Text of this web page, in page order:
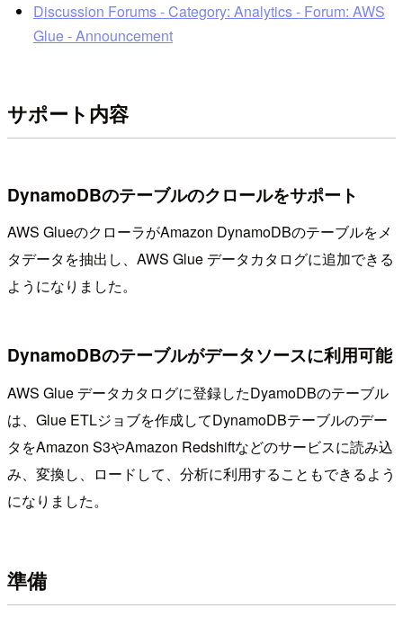
Discussion Forums - Category: Analytics - Forum: AWS
Glue - Announcement
サポート内容
DynamoDBのテーブルのクロールをサポート
AWS GlueのクローラがAmazon DynamoDBのテーブルをメ
タデータを抽出し、AWS Glue データカタログに追加できる
ようになりました。
DynamoDBのテーブルがデータソースに利用可能
AWS Glue データカタログに登録したDyamoDBのテーブル
は、Glue ETLジョブを作成してDynamoDBテーブルのデー
タをAmazon S3やAmazon Redshiftなどのサービスに読み込
み、変換し、ロードして、分析に利用することもできるよう
になりました。
準備